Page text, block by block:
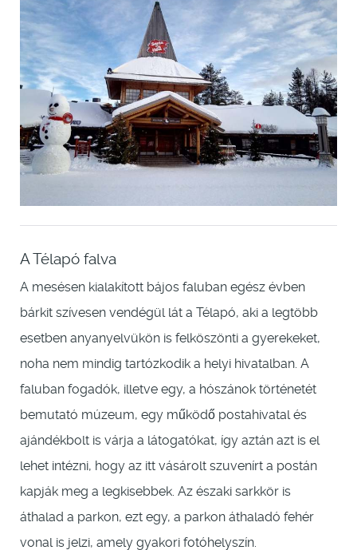
A Télapó falva
A mesésen kialakított bájos faluban egész évben
bárkit szívesen vendégül lát a Télapó, aki a legtöbb
esetben anyanyelvükön is felköszönti a gyerekeket,
noha nem mindig tartózkodik a helyi hivatalban. A
faluban fogadók, illetve egy, a hószánok történetét
bemutató múzeum, egy működő postahivatal és
ajándékbolt is várja a látogatókat, így aztán azt is el
lehet intézni, hogy az itt vásárolt szuvenírt a postán
kapják meg a legkisebbek. Az északi sarkkör is
áthalad a parkon, ezt egy, a parkon áthaladó fehér
vonal is jelzi, amely gyakori fotóhelyszín.